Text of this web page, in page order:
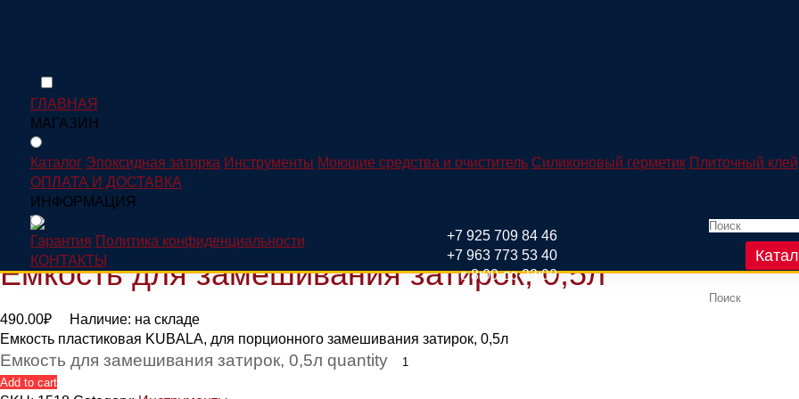
+7 925 709 84 46
+7 963 773 53 40
с 8:00 до 23:00
ГЛАВНАЯ
МАГАЗИН
Каталог Эпоксидная затирка Инструменты Моющие средства и очиститель Силиконовый герметик Плиточный клей
ОПЛАТА И ДОСТАВКА
ИНФОРМАЦИЯ
Гарантия Политика конфиденциальности
КОНТАКТЫ
Home/Инструменты
Каталог
Емкость для замешивания затирок, 0,5л
490.00₽ Наличие: на складе
Емкость пластиковая KUBALA, для порционного замешивания затирок, 0,5л
Емкость для замешивания затирок, 0,5л quantity
Add to cart